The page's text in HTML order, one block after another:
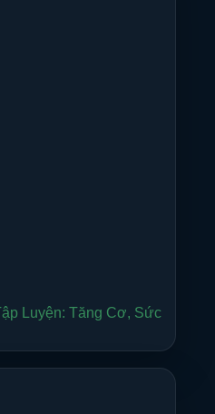
Luyện: Tăng Cơ, Sức